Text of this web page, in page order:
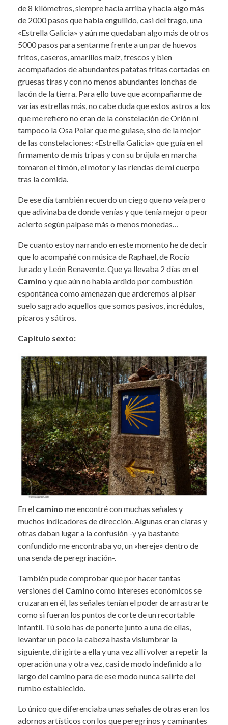
de 8 kilómetros, siempre hacia arriba y hacía algo más
de 2000 pasos que había engullido, casi del trago, una
«Estrella Galicia» y aún me quedaban algo más de otros
5000 pasos para sentarme frente a un par de huevos
fritos, caseros, amarillos maíz, frescos y bien
acompañados de abundantes patatas fritas cortadas en
gruesas tiras y con no menos abundantes lonchas de
lacón de la tierra. Para ello tuve que acompañarme de
varias estrellas más, no cabe duda que estos astros a los
que me refiero no eran de la constelación de Orión ni
tampoco la Osa Polar que me guiase, sino de la mejor
de las constelaciones: «Estrella Galicia» que guía en el
firmamento de mis tripas y con su brújula en marcha
tomaron el timón, el motor y las riendas de mi cuerpo
tras la comida.
De ese día también recuerdo un ciego que no veía pero
que adivinaba de donde venías y que tenía mejor o peor
acierto según palpase más o menos monedas…
De cuanto estoy narrando en este momento he de decir
que lo acompañé con música de Raphael, de Rocío
Jurado y León Benavente. Que ya llevaba 2 días en el
Camino y que aún no había ardido por combustión
espontánea como amenazan que arderemos al pisar
suelo sagrado aquellos que somos pasivos, incrédulos,
pícaros y sátiros.
Capítulo sexto:
En el camino me encontré con muchas señales y
muchos indicadores de dirección. Algunas eran claras y
otras daban lugar a la confusión -y ya bastante
confundido me encontraba yo, un «hereje» dentro de
una senda de peregrinación-.
También pude comprobar que por hacer tantas
versiones del Camino como intereses económicos se
cruzaran en él, las señales tenían el poder de arrastrarte
como si fueran los puntos de corte de un recortable
infantil. Tú solo has de ponerte junto a una de ellas,
levantar un poco la cabeza hasta vislumbrar la
siguiente, dirigirte a ella y una vez allí volver a repetir la
operación una y otra vez, casi de modo indefinido a lo
largo del camino para de ese modo nunca salirte del
rumbo establecido.
Lo único que diferenciaba unas señales de otras eran los
adornos artísticos con los que peregrinos y caminantes